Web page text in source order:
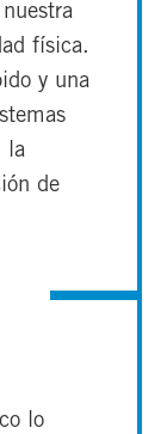
física.
y una
la
de
lo